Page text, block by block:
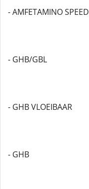
- AMFETAMINO SPEED
- GHB/GBL
- GHB VLOEIBAAR
- GHB